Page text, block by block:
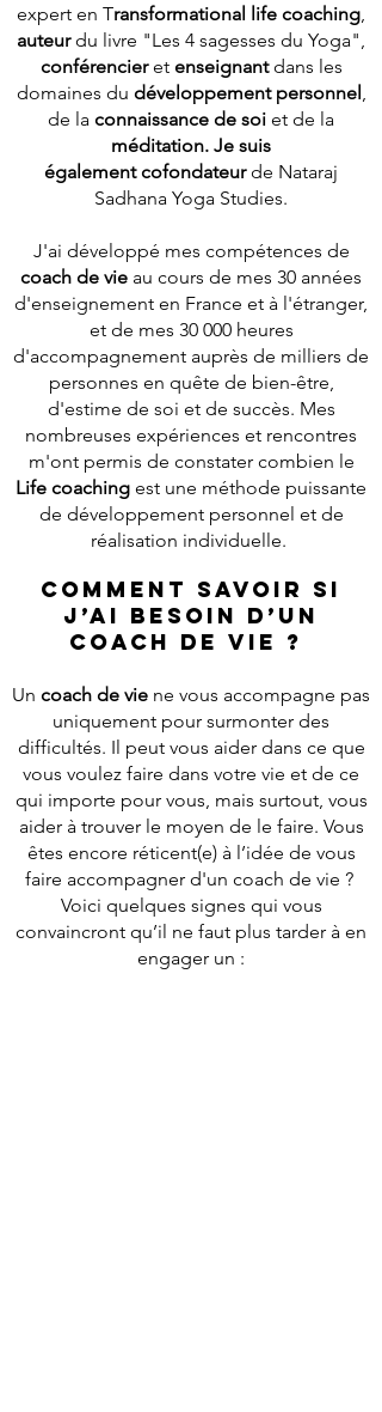
expert en Transformational life coaching,
auteurdu livre "Les 4 sagesses du Yoga",
conférencieret enseignantdans les
domaines du développement personnel,
de la connaissance de soi et de la
méditation. Je suis
égalementcofondateurde Nataraj
Sadhana Yoga Studies.
J'ai développé mes compétences de
coach de vie au cours de mes 30 années
d'enseignement en France et à l'étranger,
et de mes 30 000 heures
d'accompagnement auprès de milliers de
personnes en quête de bien-être,
d'estime de soi et de succès. Mes
nombreuses expériences et rencontres
m'ont permis de constater combien le
Life coaching est une méthode puissante
de développement personnel et de
réalisation individuelle.
Comment savoir si
j’ai besoin d’un
coach de vie ?
Un coach de vie ne vous accompagne pas
uniquement pour surmonter des
difficultés. Il peut vous aider dans ce que
vous voulez faire dans votre vie et de ce
qui importe pour vous, mais surtout, vous
aider à trouver le moyen de le faire. Vous
êtes encore réticent(e) à l’idée de vous
faire accompagner d'un coach de vie ?
Voici quelques signes qui vous
convaincront qu’il ne faut plus tarder à en
engager un :